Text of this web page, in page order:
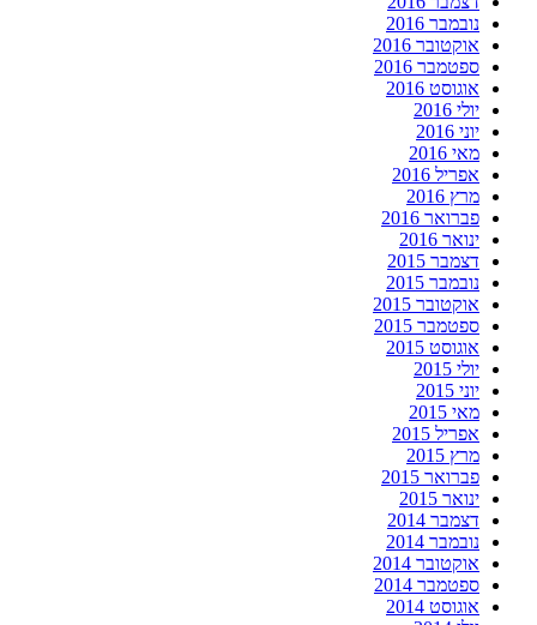
נובמבר 2016
אוקטובר 2016
ספטמבר 2016
אוגוסט 2016
יולי 2016
יוני 2016
מאי 2016
אפריל 2016
מרץ 2016
פברואר 2016
ינואר 2016
דצמבר 2015
נובמבר 2015
אוקטובר 2015
ספטמבר 2015
אוגוסט 2015
יולי 2015
יוני 2015
מאי 2015
אפריל 2015
מרץ 2015
פברואר 2015
ינואר 2015
דצמבר 2014
נובמבר 2014
אוקטובר 2014
ספטמבר 2014
אוגוסט 2014